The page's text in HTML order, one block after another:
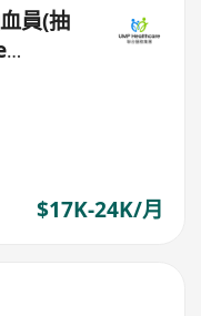
員(抽
$17K-24K/月